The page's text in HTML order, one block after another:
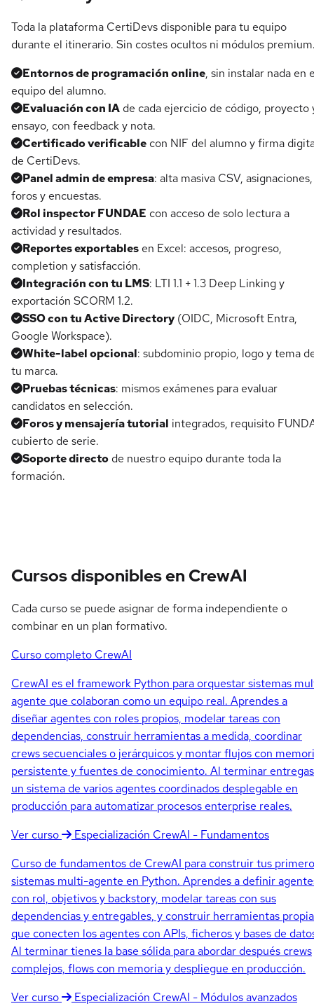
Toda la plataforma CertiDevs disponible para tu equipo
durante el itinerario. Sin costes ocultos ni módulos
Entornos de programación online, sin instalar nada en
equipo del alumno.
Evaluación con IA de cada ejercicio de código, proyecto
ensayo, con feedback y nota.
Certificado verificable con NIF del alumno y firma
de CertiDevs.
Panel admin de empresa: alta masiva CSV, asignaciones,
foros y encuestas.
Rol inspector FUNDAE con acceso de solo lectura a
actividad y resultados.
Reportes exportables en Excel: accesos, progreso,
completion y satisfacción.
Integración con tu LMS: LTI 1.1 + 1.3 Deep Linking y
exportación SCORM 1.2.
SSO con tu Active Directory (OIDC, Microsoft Entra,
Google Workspace).
White-label opcional: subdominio propio, logo y tema
tu marca.
Pruebas técnicas: mismos exámenes para evaluar
candidatos en selección.
Foros y mensajería tutorial integrados, requisito
cubierto de serie.
Soporte directo de nuestro equipo durante toda la
formación.
Cursos disponibles en CrewAI
Cada curso se puede asignar de forma independiente o
combinar en un plan formativo.
Curso completo CrewAI
CrewAI es el framework Python para orquestar sistemas
agente que colaboran como un equipo real. Aprendes a
diseñar agentes con roles propios, modelar tareas con
dependencias, construir herramientas a medida, coordinar
crews secuenciales o jerárquicos y montar flujos con
persistente y fuentes de conocimiento. Al terminar entregas
un sistema de varios agentes coordinados desplegable en
producción para automatizar procesos enterprise reales.
Ver curso
Especialización CrewAI - Fundamentos
Curso de fundamentos de CrewAI para construir tus
sistemas multi-agente en Python. Aprendes a definir
con rol, objetivos y backstory, modelar tareas con sus
dependencias y entregables, y construir herramientas
que conecten los agentes con APIs, ficheros y bases de
Al terminar tienes la base sólida para abordar después crews
complejos, flows con memoria y despliegue en producción.
Ver curso
Especialización CrewAI - Módulos avanzados